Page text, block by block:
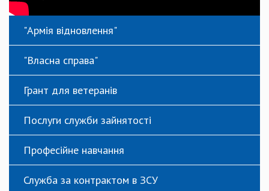
"Армія відновлення"
"Власна справа"
Грант для ветеранів
Послуги служби зайнятості
Професійне навчання
Служба за контрактом в ЗСУ